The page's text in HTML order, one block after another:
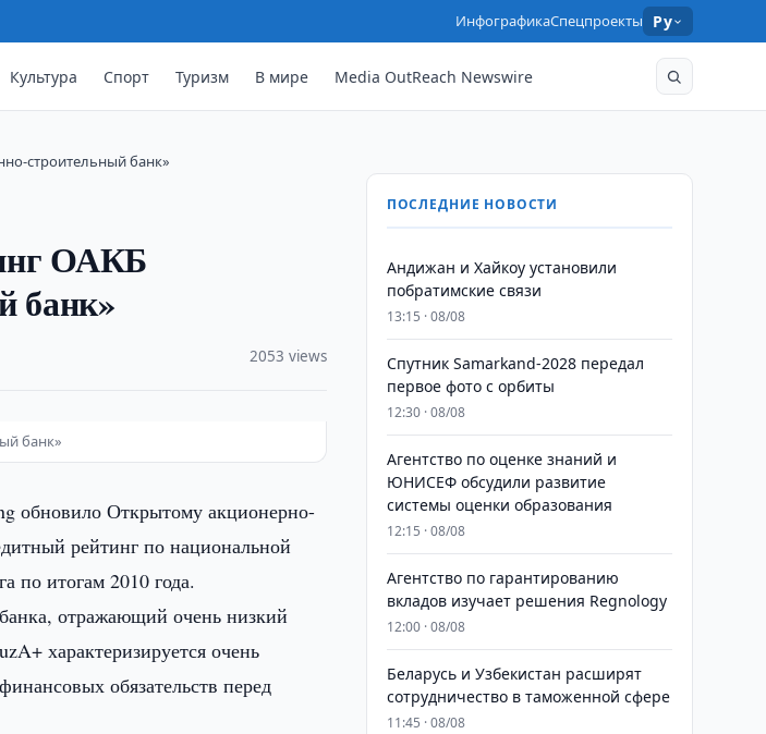
ИнфографикаСпецпроекты Ру
Культура Спорт Туризм В мире Media OutReach Newswire
строительный банк»
ОАКБ
банк»
2053 views
банк»
обновило Открытому акционерно-
рейтинг по национальной
по итогам 2010 года.
отражающий очень низкий
характеризируется очень
обязательств перед
ПОСЛЕДНИЕ НОВОСТИ
Андижан и Хайкоу установили
побратимские связи
13:15 · 08/08
Спутник Samarkand-2028 передал
первое фото с орбиты
12:30 · 08/08
Агентство по оценке знаний и
ЮНИСЕФ обсудили развитие
системы оценки образования
12:15 · 08/08
Агентство по гарантированию
вкладов изучает решения Regnology
12:00 · 08/08
Беларусь и Узбекистан расширят
сотрудничество в таможенной сфере
11:45 · 08/08